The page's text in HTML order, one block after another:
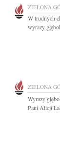
ZIELONA
W trudnych
wyrazy
ZIELONA
Wyrazy
Pani Alicji